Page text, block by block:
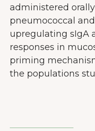
administered
pneumococcal
upregulating sIgA
responses in
priming
the populations